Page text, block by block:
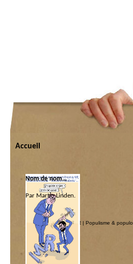
Accueil
Nom de nom…
Par Martin Linden.
Catégorie :
La main invisible du MR | Populisme & populo